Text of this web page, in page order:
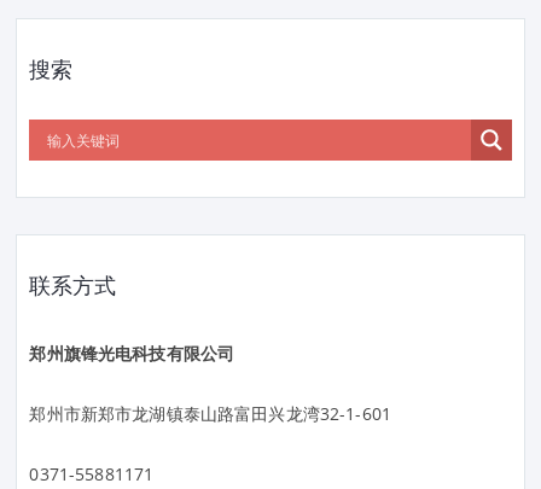
搜索
联系方式
郑州旗锋光电科技有限公司
郑州市新郑市龙湖镇泰山路富田兴龙湾32-1-601
0371-55881171